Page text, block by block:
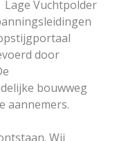
Vuchtpolder
door
bouwweg
aannemers.
Wij